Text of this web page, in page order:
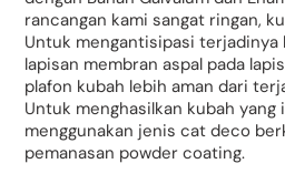
rancangan kami sangat ringan,
Untuk mengantisipasi terjadinya
lapisan membran aspal pada
plafon kubah lebih aman dari
Untuk menghasilkan kubah
menggunakan jenis cat deco
pemanasan powder coating.